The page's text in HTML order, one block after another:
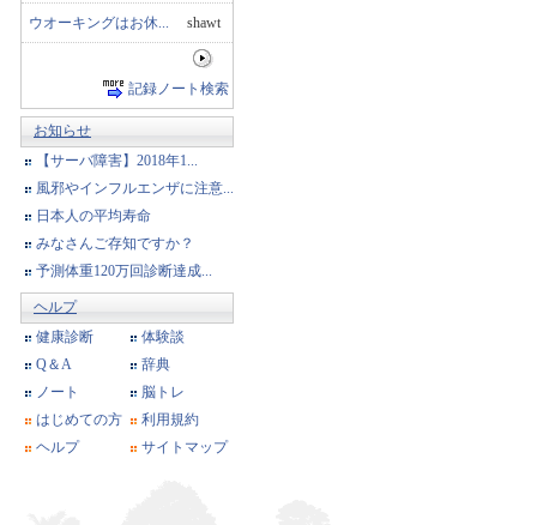
ウオーキングはお休... shawt
記録ノート検索
お知らせ
【サーバ障害】2018年1...
風邪やインフルエンザに注意...
日本人の平均寿命
みなさんご存知ですか？
予測体重120万回診断達成...
ヘルプ
健康診断
体験談
Q＆A
辞典
ノート
脳トレ
はじめての方
利用規約
ヘルプ
サイトマップ